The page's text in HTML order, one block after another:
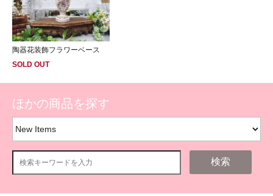
陶器花装飾フラワーベース
SOLD OUT
ほかの商品を探す
検索